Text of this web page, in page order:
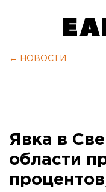
← НОВОСТИ
Явка в
области